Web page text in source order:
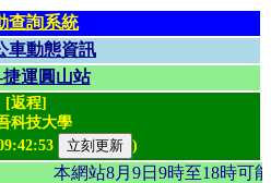
查詢系統
車動態資訊
運圓山站
[返程]
科技大學
)
本網站8月9日9時至18